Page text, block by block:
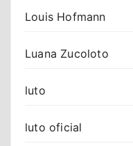
Louis Hofmann
Luana Zucoloto
luto
luto oficial